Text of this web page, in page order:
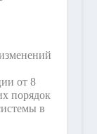
от 8
порядок
в